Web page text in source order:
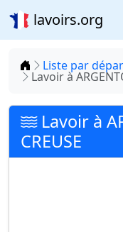
lavoirs.org
Accueil
Liste par
Lavoir à
Lavoir à
CREUSE